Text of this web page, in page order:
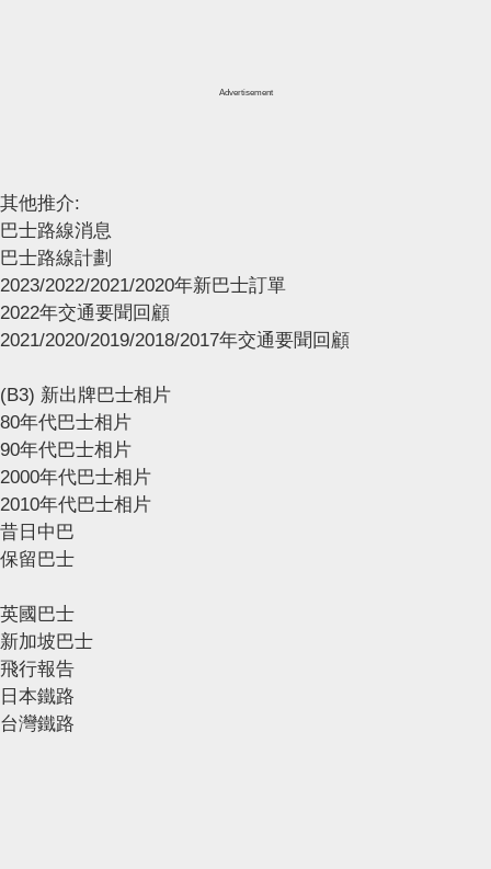
Advertisement
其他推介:
巴士路線消息
巴士路線計劃
2023/2022/2021/2020年新巴士訂單
2022年交通要聞回顧
2021/2020/2019/2018/2017年交通要聞回顧
(B3) 新出牌巴士相片
80年代巴士相片
90年代巴士相片
2000年代巴士相片
2010年代巴士相片
昔日中巴
保留巴士
英國巴士
新加坡巴士
飛行報告
日本鐵路
台灣鐵路